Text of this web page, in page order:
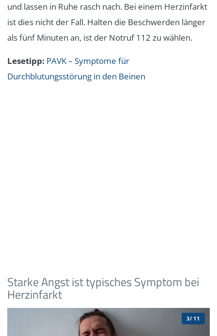
und lassen in Ruhe rasch nach. Bei einem Herzinfarkt
ist dies nicht der Fall. Halten die Beschwerden länger
als fünf Minuten an, ist der Notruf 112 zu wählen.
Lesetipp: PAVK – Symptome für
Durchblutungsstörung in den Beinen
Starke Angst ist typisches Symptom bei
Herzinfarkt
3/11